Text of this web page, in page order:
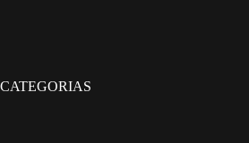
CATEGORIAS